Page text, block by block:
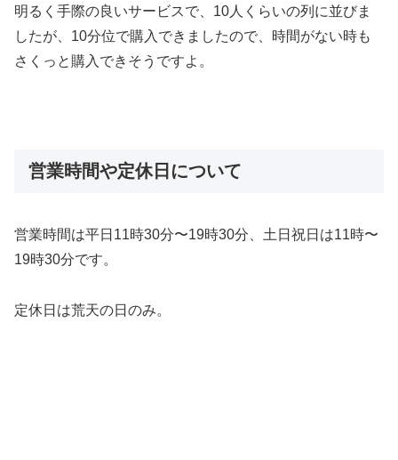
明るく手際の良いサービスで、10人くらいの列に並びま
したが、10分位で購入できましたので、時間がない時も
さくっと購入できそうですよ。
営業時間や定休日について
営業時間は平日11時30分〜19時30分、土日祝日は11時〜
19時30分です。
定休日は荒天の日のみ。